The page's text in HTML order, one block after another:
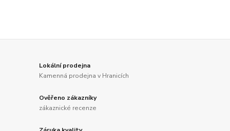
Lokální prodejna
Kamenná prodejna v Hranicích
Ověřeno zákazníky
zákaznické recenze